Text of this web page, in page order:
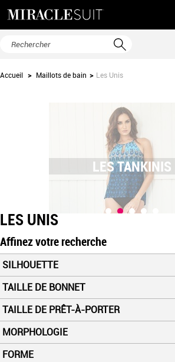
Accueil > Maillots de bain > Les Unis
LES TANKINIS
LES UNIS
Affinez votre recherche
SILHOUETTE
TAILLE DE BONNET
TAILLE DE PRÊT-À-PORTER
MORPHOLOGIE
FORME